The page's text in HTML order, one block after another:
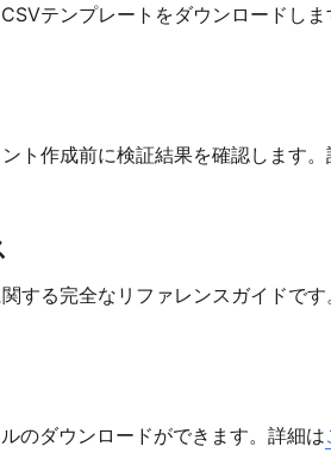
テンプレートをダウンロードし
ト作成前に検証結果を確認します。
する完全なリファレンスガイドです
のダウンロードができます。詳細は